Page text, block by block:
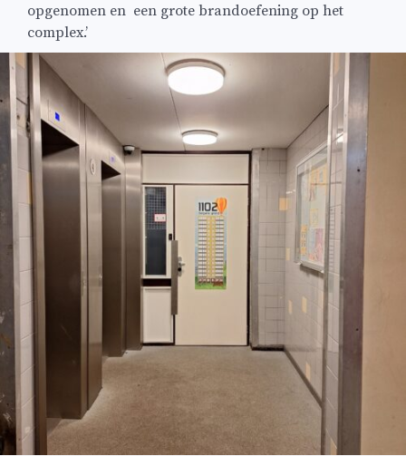
opgenomen en een grote brandoefening op het
complex.’